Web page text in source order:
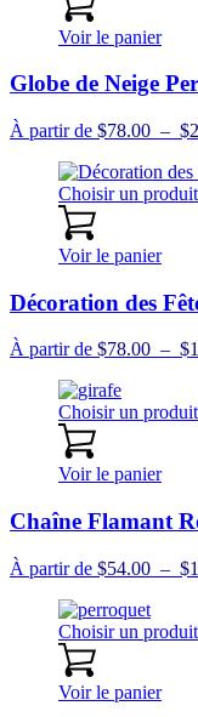
Voir le panier
Globe de Neige
À partir de $78.00 – $
Choisir un produit
Voir le panier
Décoration des
À partir de $78.00 – $
Choisir un produit
Voir le panier
Chaîne Flamant
À partir de $54.00 – $
Choisir un produit
Voir le panier